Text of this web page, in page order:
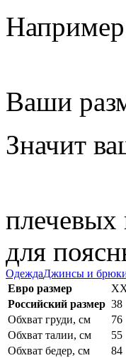
Ваши
Значит
для
ОдеждаДжинсы и
Евро размер
Российский размер 38
Обхват груди, см
76
Обхват талии, см
55
Обхват бедер, см
84